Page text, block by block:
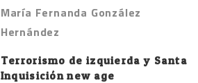
María Fernanda González
Hernández
Terrorismo de izquierda y Santa
Inquisición new age